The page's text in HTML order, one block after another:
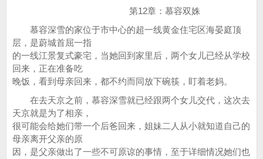
第12章：慕容双姝
慕容深雪的家位于市中心的超一线黄金住宅区海晏庭顶
层，是蔚城首屈一指
的一线江景复式豪宅，当她回到家里后，两个女儿已经从学校
回来，正在准备吃
晚饭，看到母亲回来，都不约而同放下碗筷，盯着老妈。
在去天京之前，慕容深雪就已经跟两个女儿交代，这次去
天京就是为了相亲，
很可能会给她们带一个后爸回来，姐妹二人从小就知道自己的
母亲离开父亲的原
因，是父亲做出了一些不可原谅的事情，至于详细情况她们也